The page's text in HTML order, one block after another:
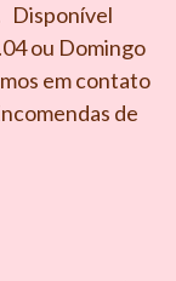
Disponível
ou Domingo
em contato
de